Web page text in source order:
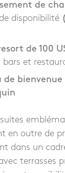
de
disponibilité
de 100
bars et
de
en outre de
dans un
terrasses